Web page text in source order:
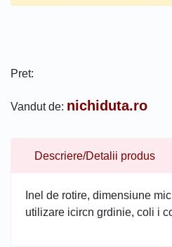
Pret:
Vandut de: nichiduta.ro
Descriere/Detalii produs
Inel de rotire, dimensiune
utilizare icircn grdinie, coli i